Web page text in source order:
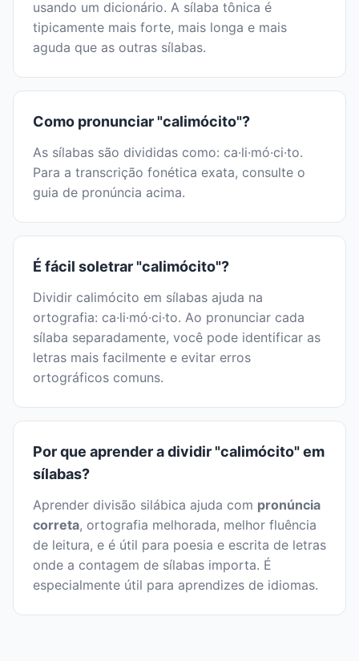
usando um dicionário. A sílaba tônica é
tipicamente mais forte, mais longa e mais
aguda que as outras sílabas.
Como pronunciar "calimócito"?
As sílabas são divididas como: ca·li·mó·ci·to.
Para a transcrição fonética exata, consulte o
guia de pronúncia acima.
É fácil soletrar "calimócito"?
Dividir calimócito em sílabas ajuda na
ortografia: ca·li·mó·ci·to. Ao pronunciar cada
sílaba separadamente, você pode identificar as
letras mais facilmente e evitar erros
ortográficos comuns.
Por que aprender a dividir "calimócito" em
sílabas?
Aprender divisão silábica ajuda com pronúncia
correta, ortografia melhorada, melhor fluência
de leitura, e é útil para poesia e escrita de letras
onde a contagem de sílabas importa. É
especialmente útil para aprendizes de idiomas.